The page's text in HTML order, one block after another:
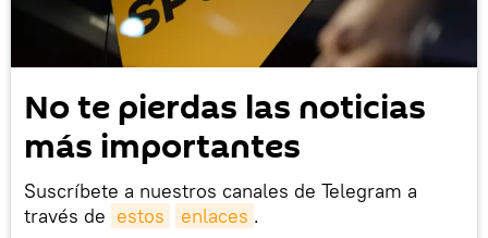
No te pierdas las noticias
más importantes
Suscríbete a nuestros canales de Telegram a
través de estos enlaces .